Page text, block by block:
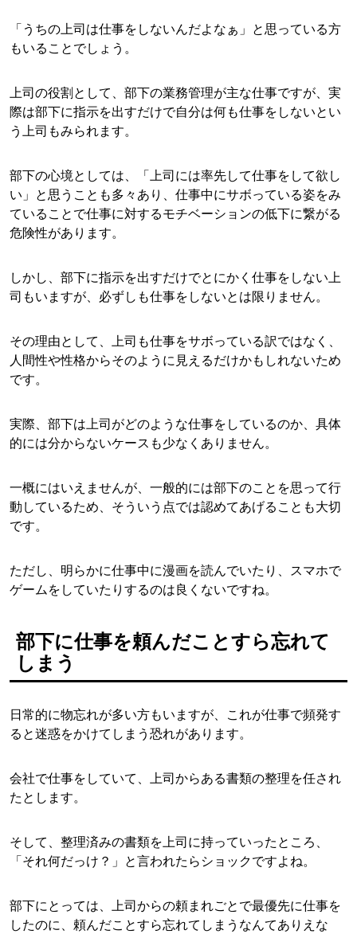
「うちの上司は仕事をしないんだよなぁ」と思っている方
もいることでしょう。
上司の役割として、部下の業務管理が主な仕事ですが、実
際は部下に指示を出すだけで自分は何も仕事をしないとい
う上司もみられます。
部下の心境としては、「上司には率先して仕事をして欲し
い」と思うことも多々あり、仕事中にサボっている姿をみ
ていることで仕事に対するモチベーションの低下に繋がる
危険性があります。
しかし、部下に指示を出すだけでとにかく仕事をしない上
司もいますが、必ずしも仕事をしないとは限りません。
その理由として、上司も仕事をサボっている訳ではなく、
人間性や性格からそのように見えるだけかもしれないため
です。
実際、部下は上司がどのような仕事をしているのか、具体
的には分からないケースも少なくありません。
一概にはいえませんが、一般的には部下のことを思って行
動しているため、そういう点では認めてあげることも大切
です。
ただし、明らかに仕事中に漫画を読んでいたり、スマホで
ゲームをしていたりするのは良くないですね。
部下に仕事を頼んだことすら忘れて
しまう
日常的に物忘れが多い方もいますが、これが仕事で頻発す
ると迷惑をかけてしまう恐れがあります。
会社で仕事をしていて、上司からある書類の整理を任され
たとします。
そして、整理済みの書類を上司に持っていったところ、
「それ何だっけ？」と言われたらショックですよね。
部下にとっては、上司からの頼まれごとで最優先に仕事を
したのに、頼んだことすら忘れてしまうなんてありえな